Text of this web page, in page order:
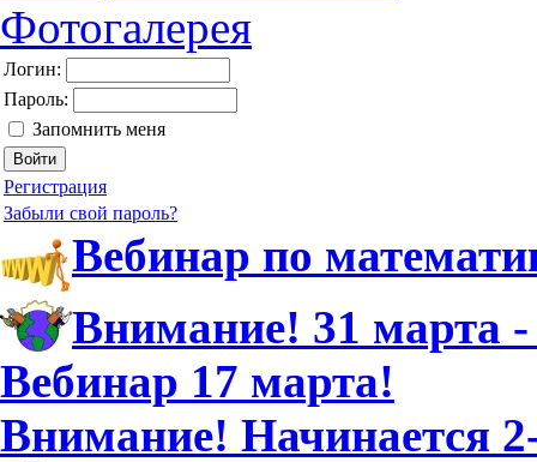
Фотогалерея
Логин:
Пароль:
Запомнить меня
Регистрация
Забыли свой пароль?
Вебинар по
Внимание! 31 марта
Вебинар 17 марта!
Внимание! Начинается